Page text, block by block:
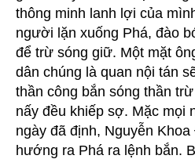
thông minh lanh lợi của
người lặn xuống Phá, đào
để trừ sóng giữ. Một mặt
dân chúng là quan nội tán
thần công bắn sóng thần
nấy đều khiếp sợ. Mặc mọi
ngày đã định, Nguyễn
hướng ra Phá ra lệnh bắn.